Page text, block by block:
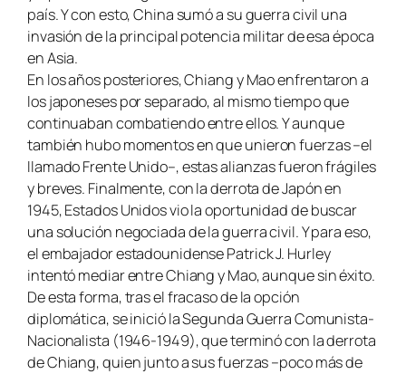
país. Y con esto, China sumó a su guerra civil una
invasión de la principal potencia militar de esa época
en Asia.
En los años posteriores, Chiang y Mao enfrentaron a
los japoneses por separado, al mismo tiempo que
continuaban combatiendo entre ellos. Y aunque
también hubo momentos en que unieron fuerzas –el
llamado Frente Unido–, estas alianzas fueron frágiles
y breves. Finalmente, con la derrota de Japón en
1945, Estados Unidos vio la oportunidad de buscar
una solución negociada de la guerra civil. Y para eso,
el embajador estadounidense Patrick J. Hurley
intentó mediar entre Chiang y Mao, aunque sin éxito.
De esta forma, tras el fracaso de la opción
diplomática, se inició la Segunda Guerra Comunista-
Nacionalista (1946-1949), que terminó con la derrota
de Chiang, quien junto a sus fuerzas –poco más de